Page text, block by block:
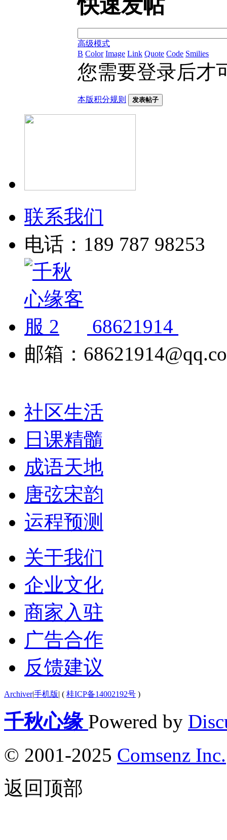
快速发帖
高级模式
B Color Image Link Quote Code Smilies
您需要登录后才
本版积分规则 发表帖子
联系我们
电话：189 787 98253
68621914
邮箱：
社区生活
日课精髓
成语天地
唐弦宋韵
运程预测
关于我们
企业文化
商家入驻
广告合作
反馈建议
Archiver|手机版| ( 桂ICP备14002192号 )
千秋心缘 Powered by
© 2001-2025 Comsenz Inc.
返回顶部